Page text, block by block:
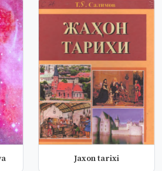
Jaxon tarixi